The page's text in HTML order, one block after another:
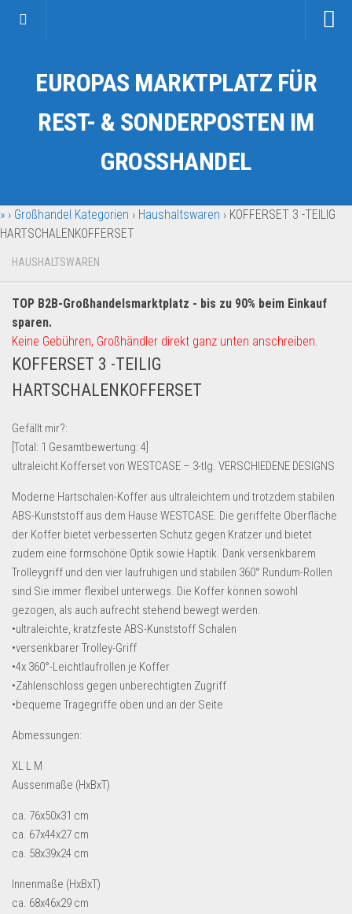
Kategorien
Auto & Motorrad
Fahrzeuge & Transport
Garten & Werkzeug
Geschäft, Büro & Schreibwaren
Geschenkartikel
Handy und Smartphone
Kosmetik & Pflege
Lebensmittel & Getränke
Multimedia & Elektro
Münzen
Spielzeug & Games
Sport & Freizeit
Uhren & Schmuck
Wohnen & Einrichten
Restposten-Angebote
Restposten für Privatpersonen
eBay Restposten kaufen
Sonderposten-Angebote
Saison & Eventprodkte
Dropshipping-Produkte
B2B Produkte
Amazon
Aldi
Lidl
Kostenlos verkaufen
Anmelden
EUROPAS MARKTPLATZ FÜR
REST- & SONDERPOSTEN IM
GROSSHANDEL
» › Großhandel Kategorien › Haushaltswaren › KOFFERSET 3 -TEILIG
HARTSCHALENKOFFERSET
HAUSHALTSWAREN
TOP B2B-Großhandelsmarktplatz - bis zu 90% beim Einkauf
sparen.
Keine Gebühren, Großhändler direkt ganz unten anschreiben.
KOFFERSET 3 -TEILIG
HARTSCHALENKOFFERSET
Gefällt mir?:
[Total: 1 Gesamtbewertung: 4
ultraleicht Kofferset von WESTCASE – 3-tlg. VERSCHIEDENE DESIGNS
Moderne Hartschalen-Koffer aus ultraleichtem und trotzdem stabilen
ABS-Kunststoff aus dem Hause WESTCASE. Die geriffelte Oberfläche
der Koffer bietet verbesserten Schutz gegen Kratzer und bietet
zudem eine formschöne Optik sowie Haptik. Dank versenkbarem
Trolleygriff und den vier laufruhigen und stabilen 360° Rundum-Rollen
sind Sie immer flexibel unterwegs. Die Koffer können sowohl
gezogen, als auch aufrecht stehend bewegt werden.
•ultraleichte, kratzfeste ABS-Kunststoff Schalen
•versenkbarer Trolley-Griff
•4x 360°-Leichtlaufrollen je Koffer
•Zahlenschloss gegen unberechtigten Zugriff
•bequeme Tragegriffe oben und an der Seite
Abmessungen:
XL L M
Aussenmaße (HxBxT)
ca. 76x50x31 cm
ca. 67x44x27 cm
ca. 58x39x24 cm
Innenmaße (HxBxT)
ca. 68x46x29 cm